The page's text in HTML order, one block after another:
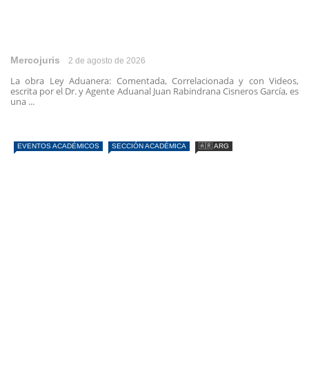
Mercojuris 2 de agosto de 2026
La obra Ley Aduanera: Comentada, Correlacionada y con Videos,
escrita por el Dr. y Agente Aduanal Juan Rabindrana Cisneros García, es
una ...
EVENTOS ACADÉMICOS SECCIÓN ACADÉMICA 🇦🇷 ARG